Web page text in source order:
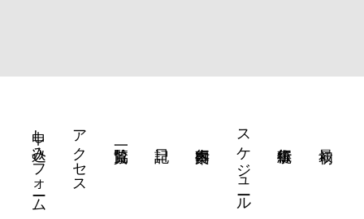
スケジュール
アクセス
申し込みフォーム